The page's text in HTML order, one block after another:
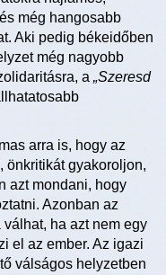
még hangosabb
Aki pedig békeidőben
még nagyobb
a „Szeresd
arra is, hogy az
önkritikát gyakoroljon,
azt mondani, hogy
Azonban az
ha azt nem egy
el az ember. Az igazi
válságos helyzetben